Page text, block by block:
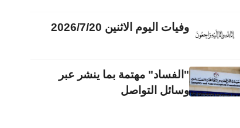
وفيات اليوم الاثنين 2026/7/20
"الفساد" مهتمة بما ينشر عبر
وسائل التواصل